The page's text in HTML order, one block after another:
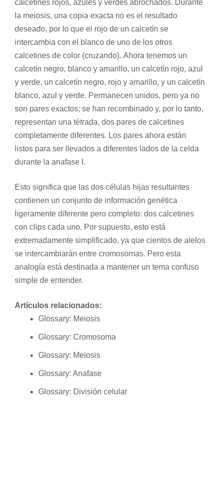
calcetines rojos, azules y verdes abrochados. Durante
la meiosis, una copia exacta no es el resultado
deseado, por lo que el rojo de un calcetín se
intercambia con el blanco de uno de los otros
calcetines de color (cruzando). Ahora tenemos un
calcetín negro, blanco y amarillo, un calcetín rojo, azul
y verde, un calcetín negro, rojo y amarillo, y un calcetín
blanco, azul y verde. Permanecen unidos, pero ya no
son pares exactos; se han recombinado y, por lo tanto,
representan una tétrada, dos pares de calcetines
completamente diferentes. Los pares ahora están
listos para ser llevados a diferentes lados de la celda
durante la anafase I.
Esto significa que las dos células hijas resultantes
contienen un conjunto de información genética
ligeramente diferente pero completo: dos calcetines
con clips cada uno. Por supuesto, esto está
extremadamente simplificado, ya que cientos de alelos
se intercambiarán entre cromosomas. Pero esta
analogía está destinada a mantener un tema confuso
simple de entender.
Artículos relacionados:
Glossary: Meiosis
Glossary: Cromosoma
Glossary: Meiosis
Glossary: Anafase
Glossary: División celular